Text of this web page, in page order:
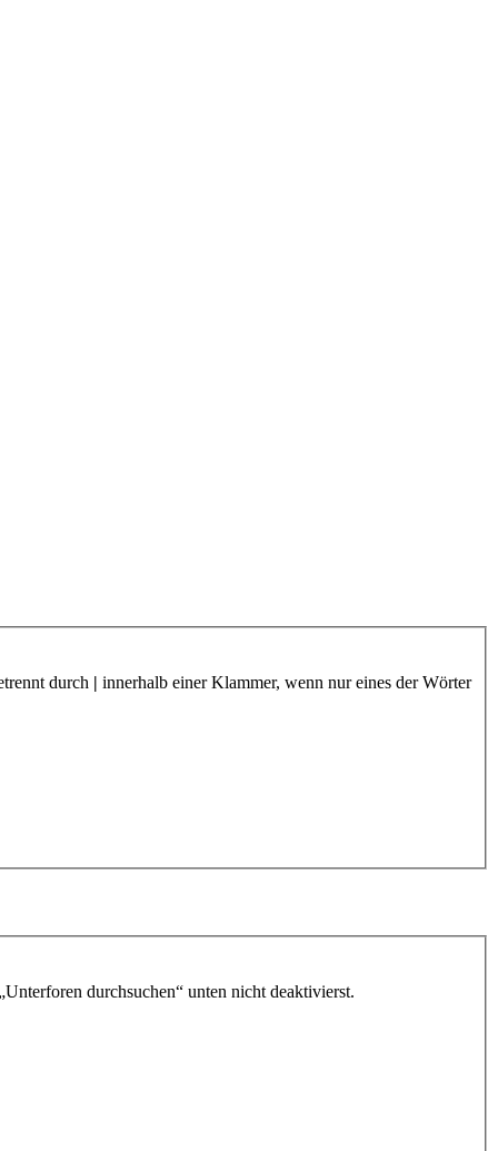
durch | innerhalb einer Klammer, wenn nur eines der Wörter
durchsuchen“ unten nicht deaktivierst.